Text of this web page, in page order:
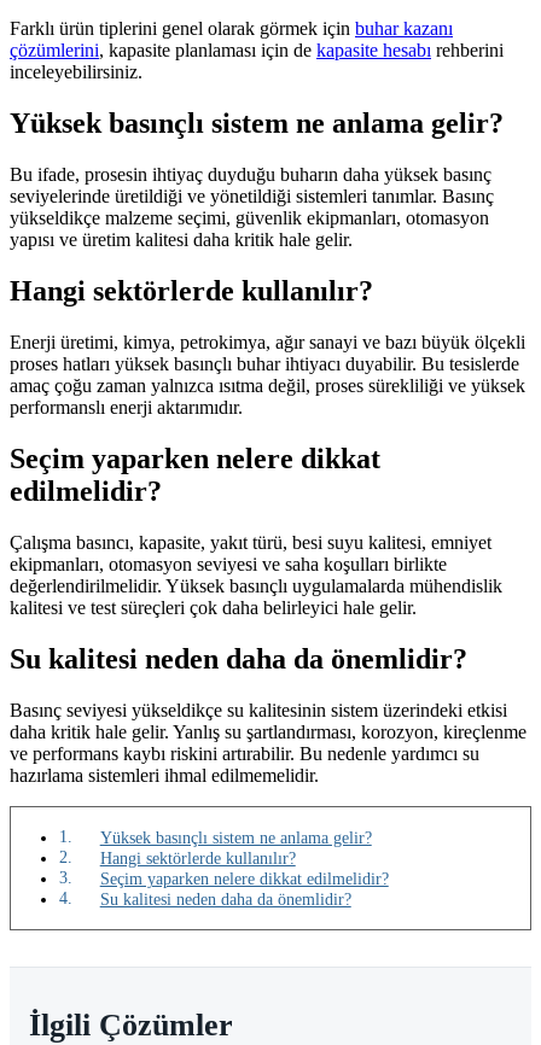
Farklı ürün tiplerini genel olarak görmek için buhar kazanı
çözümlerini, kapasite planlaması için de kapasite hesabı rehberini
inceleyebilirsiniz.
Yüksek basınçlı sistem ne anlama gelir?
Bu ifade, prosesin ihtiyaç duyduğu buharın daha yüksek basınç
seviyelerinde üretildiği ve yönetildiği sistemleri tanımlar. Basınç
yükseldikçe malzeme seçimi, güvenlik ekipmanları, otomasyon
yapısı ve üretim kalitesi daha kritik hale gelir.
Hangi sektörlerde kullanılır?
Enerji üretimi, kimya, petrokimya, ağır sanayi ve bazı büyük ölçekli
proses hatları yüksek basınçlı buhar ihtiyacı duyabilir. Bu tesislerde
amaç çoğu zaman yalnızca ısıtma değil, proses sürekliliği ve yüksek
performanslı enerji aktarımıdır.
Seçim yaparken nelere dikkat
edilmelidir?
Çalışma basıncı, kapasite, yakıt türü, besi suyu kalitesi, emniyet
ekipmanları, otomasyon seviyesi ve saha koşulları birlikte
değerlendirilmelidir. Yüksek basınçlı uygulamalarda mühendislik
kalitesi ve test süreçleri çok daha belirleyici hale gelir.
Su kalitesi neden daha da önemlidir?
Basınç seviyesi yükseldikçe su kalitesinin sistem üzerindeki etkisi
daha kritik hale gelir. Yanlış su şartlandırması, korozyon, kireçlenme
ve performans kaybı riskini artırabilir. Bu nedenle yardımcı su
hazırlama sistemleri ihmal edilmemelidir.
Yüksek basınçlı sistem ne anlama gelir?
Hangi sektörlerde kullanılır?
Seçim yaparken nelere dikkat edilmelidir?
Su kalitesi neden daha da önemlidir?
İlgili Çözümler